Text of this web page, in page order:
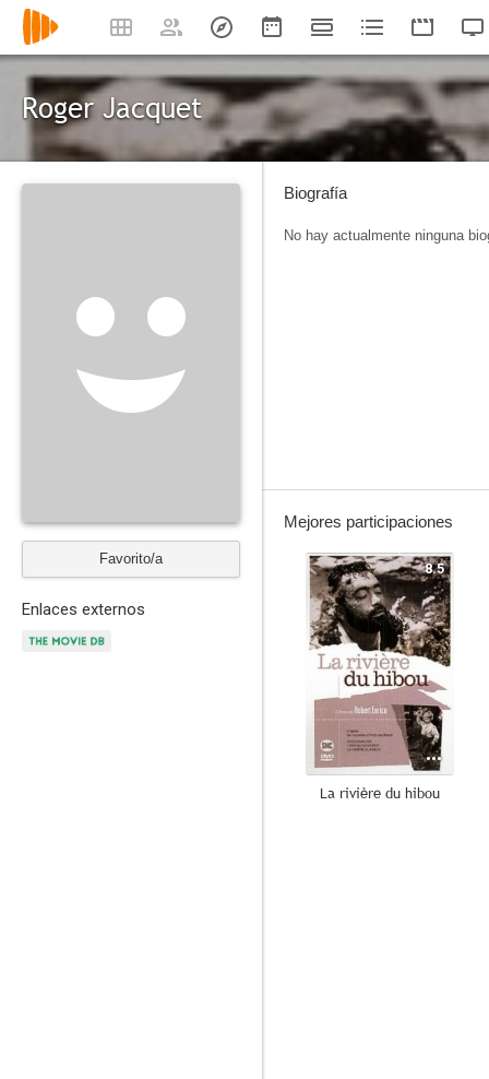
Roger Jacquet
Favorito/a
Enlaces externos
Biografía
No hay actualmente ninguna
Mejores participaciones
8.5
La rivière du hibou